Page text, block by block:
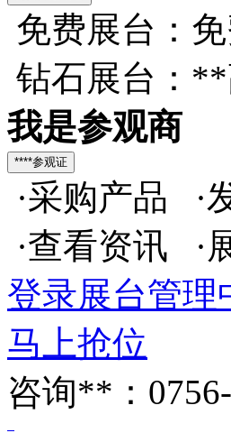
免费展台：
钻石展台：
我是参观商
·采购产品 ·
·查看资讯 ·
登录展台管理
马上抢位
咨询**：